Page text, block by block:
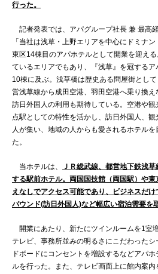
行った。
記者発表では、アパグループ社長 兼 最高
「当社は浅草・上野エリアを中心にドミナ
東区14棟目のアパホテルとして開業を迎え
ているエリアでもあり、『浅草』を冠する
10棟に及ぶ。浅草橋は歴史ある問屋街とし
営浅草線から成田空港、羽田空港へ乗り換
訪日外国人の利用も期待している。空港や
点駅としての特性を活かし、訪日外国人、
人が集い、地域の人からも愛されるホテル
た。
当ホテルは、
ＪＲ総武線、都営地下鉄浅
する駅前ホテル。両国国技館（両国駅）や
えなしでアクセス可能であり、ビジネスだ
バウンド(訪日外国人)など幅広い宿泊需要を
開業にあたり、新たにツインルームを1室
テレビ、事務所並みの明るさにこだわった
ドボードにコンセントを増設するなどアパ
ルを行った。また、テレビ画面上に館内案